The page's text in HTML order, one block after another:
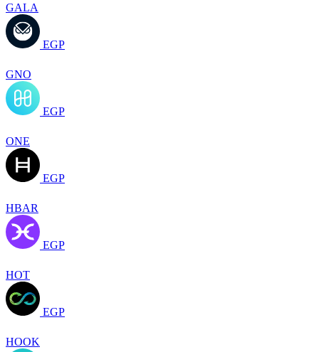
GALA
EGP
GNO
EGP
ONE
EGP
HBAR
EGP
HOT
EGP
HOOK